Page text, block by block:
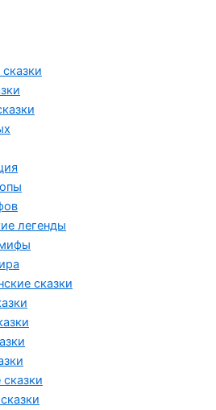
легенды
сказки